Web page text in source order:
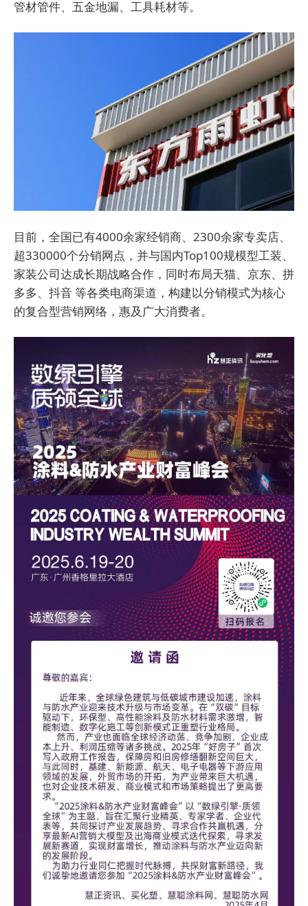
管材管件、五金地漏、工具耗材等。
目前，全国已有4000余家经销商、2300余家专卖店、
超330000个分销网点，并与国内Top100规模型工装、
家装公司达成长期战略合作，同时布局天猫、京东、拼
多多、抖音 等各类电商渠道，构建以分销模式为核心
的复合型营销网络，惠及广大消费者。